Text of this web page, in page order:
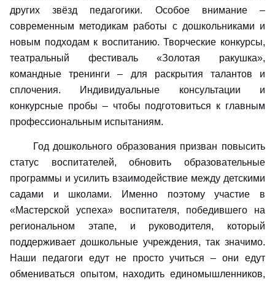
других звёзд педагогики. Особое внимание –
современным методикам работы с дошкольниками и
новым подходам к воспитанию. Творческие конкурсы,
театральный фестиваль «Золотая ракушка»,
командные тренинги – для раскрытия талантов и
сплочения. Индивидуальные консультации и
конкурсные пробы – чтобы подготовиться к главным
профессиональным испытаниям.
Год дошкольного образования призван повысить
статус воспитателей, обновить образовательные
программы и усилить взаимодействие между детскими
садами и школами. Именно поэтому участие в
«Мастерской успеха» воспитателя, победившего на
региональном этапе, и руководителя, который
поддерживает дошкольные учреждения, так значимо.
Наши педагоги едут не просто учиться – они едут
обмениваться опытом, находить единомышленников,